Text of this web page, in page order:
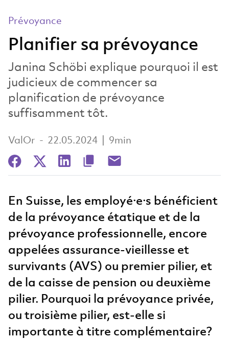
Prévoyance
Planifier sa prévoyance
Janina Schöbi explique pourquoi il est
judicieux de commencer sa
planification de prévoyance
suffisamment tôt.
ValOr - 22.05.2024 9min
En Suisse, les employé·e·s bénéficient
de la prévoyance étatique et de la
prévoyance professionnelle, encore
appelées assurance-vieillesse et
survivants (AVS) ou premier pilier, et
de la caisse de pension ou deuxième
pilier. Pourquoi la prévoyance privée,
ou troisième pilier, est-elle si
importante à titre complémentaire?